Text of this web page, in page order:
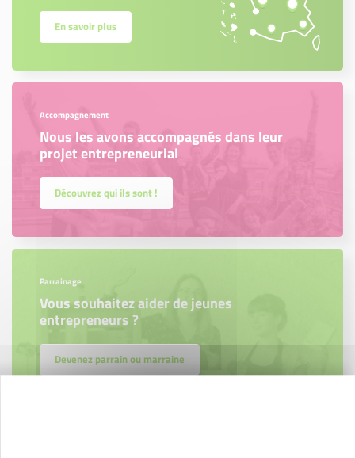
En savoir plus
Accompagnement
Nous les avons accompagnés dans leur
projet entrepreneurial
Découvrez qui ils sont !
Parrainage
Vous souhaitez aider de jeunes
entrepreneurs ?
Devenez parrain ou marraine